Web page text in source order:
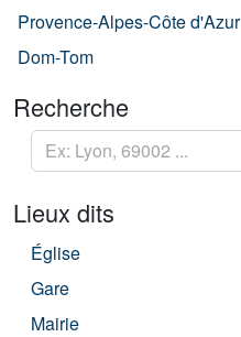
Provence-Alpes-Côte d'Azur
Dom-Tom
Recherche
Lieux dits
Église
Gare
Mairie